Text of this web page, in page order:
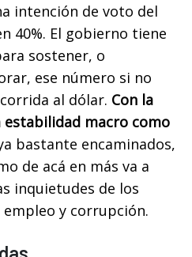
intención de voto del
40%. El gobierno tiene
sostener, o
ese número si no
al dólar. Con la
macro como
bastante encaminados,
de acá en más va a
inquietudes de los
y corrupción.